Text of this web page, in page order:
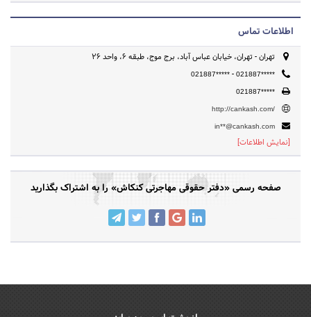
اطلاعات تماس
تهران - تهران، خیابان عباس آباد، برج موج، طبقه 6، واحد 26
021887***** - 021887*****
021887*****
http://cankash.com/
in**@cankash.com
[نمایش اطلاعات]
صفحه رسمی «دفتر حقوقی مهاجرتی کنکاش» را به اشتراک بگذارید